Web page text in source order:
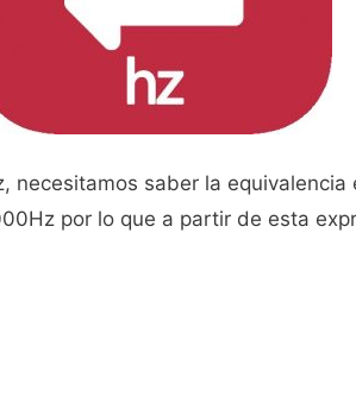
necesitamos saber la
por lo que a partir de esta